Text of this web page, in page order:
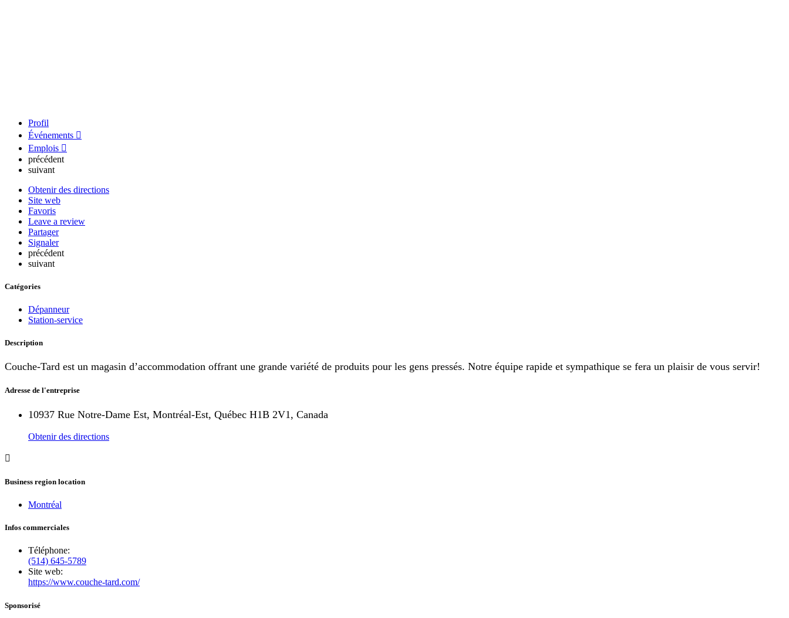
Profil
Événements
Emplois
précédent
suivant
Obtenir des directions
Site web
Favoris
Leave a review
Partager
Signaler
précédent
suivant
Catégories
Dépanneur
Station-service
Description
Couche-Tard est un magasin d’accommodation offrant une grande variété de produits pour les gens pressés. Notre équipe rapide et sympathique se fera un plaisir de vous servir!
Adresse de l'entreprise
10937 Rue Notre-Dame Est, Montréal-Est, Québec H1B 2V1, Canada
Obtenir des directions
Business region location
Montréal
Infos commerciales
Téléphone:
(514) 645-5789
Site web:
https://www.couche-tard.com/
Sponsorisé